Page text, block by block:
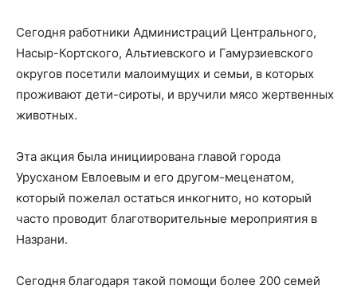
Сегодня работники Администраций Центрального,
Насыр-Кортского, Альтиевского и Гамурзиевского
округов посетили малоимущих и семьи, в которых
проживают дети-сироты, и вручили мясо жертвенных
животных.
Эта акция была инициирована главой города
Урусханом Евлоевым и его другом-меценатом,
который пожелал остаться инкогнито, но который
часто проводит благотворительные мероприятия в
Назрани.
Сегодня благодаря такой помощи более 200 семей